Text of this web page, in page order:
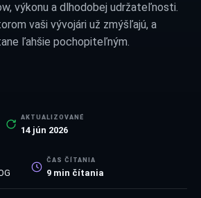
výkonu a dlhodobej udržateľnosti.
vaši vývojári už zmýšľajú, a
ľahšie pochopiteľným.
AKTUALIZOVANÉ
14 jún 2026
ČAS ČÍTANIA
9 min čítania